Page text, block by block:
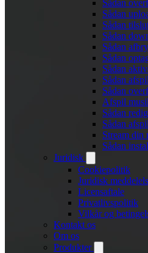
Sådan
Sådan
Sådan
Sådan
Sådan
Sådan
Sådan
Sådan
Sådan
Afspil
Sådan
Sådan
Stream
Sådan
Juridisk
Cookiepolitik
Juridisk
Licensaftale
Privatlivspolitik
Vilkår og
Kontakt os
Om os
Produkter